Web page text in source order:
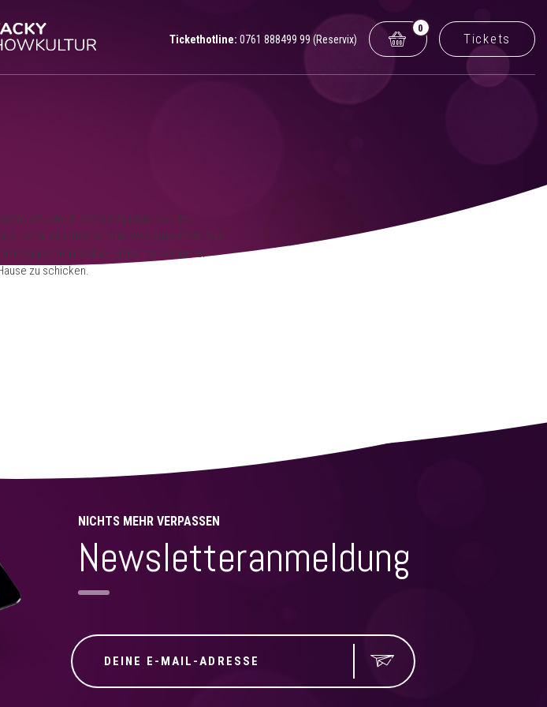
Tickethotline: 0761 888499 99 (Reservix)
0
Tickets
bekommt niemals Applaus von den
Zuschauer sofort auf das was du leistest. Das
bin und darüber, dass man es immer
zu schicken.
NICHTS MEHR VERPASSEN
Newsletteranmeldung